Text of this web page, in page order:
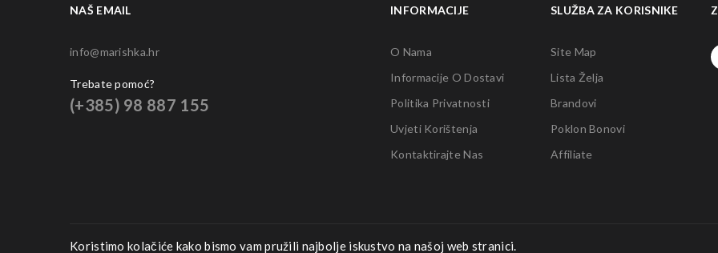
NAŠ EMAIL
info@marishka.hr
Trebate pomoć?
(+385) 98 887 155
INFORMACIJE
O Nama
Informacije O Dostavi
Politika Privatnosti
Uvjeti Korištenja
Kontaktirajte Nas
SLUŽBA ZA KORISNIKE
Site Map
Lista Želja
Brandovi
Poklon Bonovi
Affiliate
Koristimo kolačiće kako bismo vam pružili najbolje iskustvo na našoj web stranici.